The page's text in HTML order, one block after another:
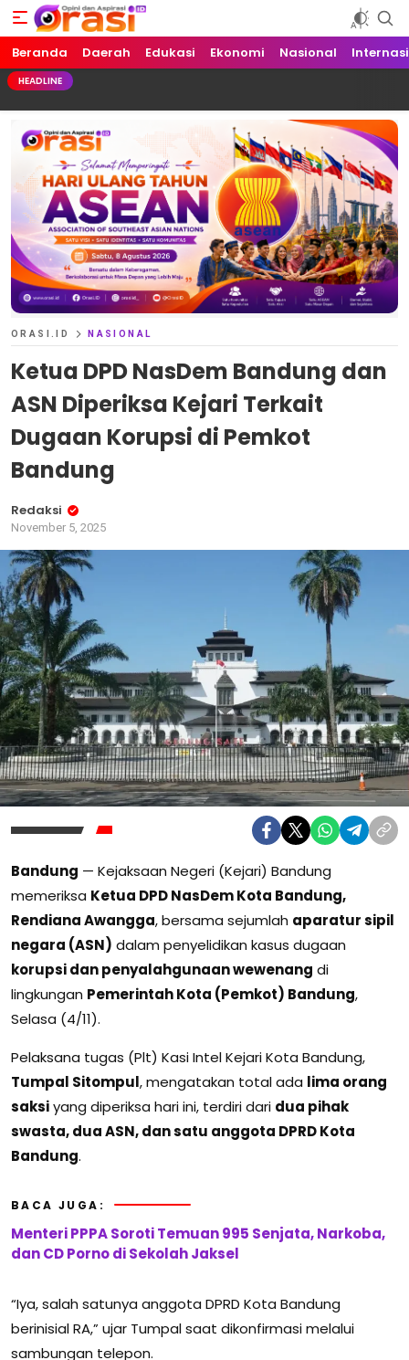
Orasi.ID
Opini dan Aspirasi!
Beranda Daerah Edukasi Ekonomi Nasional
HEADLINE
ORASI.ID NASIONAL
Ketua DPD NasDem Bandung dan
ASN Diperiksa Kejari Terkait
Dugaan Korupsi di Pemkot
Bandung
Redaksi
November 5, 2025
Bandung — Kejaksaan Negeri (Kejari) Bandung
memeriksa Ketua DPD NasDem Kota Bandung,
Rendiana Awangga, bersama sejumlah aparatur sipil
negara (ASN) dalam penyelidikan kasus dugaan
korupsi dan penyalahgunaan wewenang di
lingkungan Pemerintah Kota (Pemkot) Bandung,
Selasa (4/11).
Pelaksana tugas (Plt) Kasi Intel Kejari Kota Bandung,
Tumpal Sitompul, mengatakan total ada lima orang
saksiyang diperiksa hari ini, terdiri dari dua pihak
swasta, dua ASN, dan satu anggota DPRD Kota
Bandung.
BACA JUGA:
Menteri PPPA Soroti Temuan 995 Senjata, Narkoba,
dan CD Porno di Sekolah Jaksel
“Iya, salah satunya anggota DPRD Kota Bandung
berinisial RA,” ujar Tumpal saat dikonfirmasi melalui
sambungan telepon.